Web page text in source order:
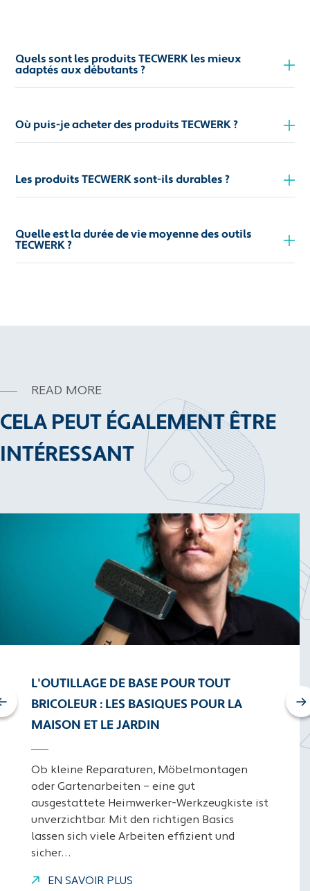
Quels sont les produits TECWERK les mieux
adaptés aux débutants ?
Où puis-je acheter des produits TECWERK ?
Les produits TECWERK sont-ils durables ?
Quelle est la durée de vie moyenne des outils
TECWERK ?
READ MORE
CELA PEUT ÉGALEMENT ÊTRE
INTÉRESSANT
L'OUTILLAGE DE BASE POUR TOUT
BRICOLEUR : LES BASIQUES POUR LA
MAISON ET LE JARDIN
Ob kleine Reparaturen, Möbelmontagen
oder Gartenarbeiten – eine gut
ausgestattete Heimwerker-Werkzeugkiste ist
unverzichtbar. Mit den richtigen Basics
lassen sich viele Arbeiten effizient und
sicher…
EN SAVOIR PLUS
Next